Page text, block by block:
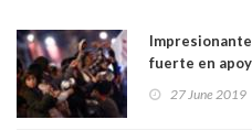
fuerte en
27 June 2019